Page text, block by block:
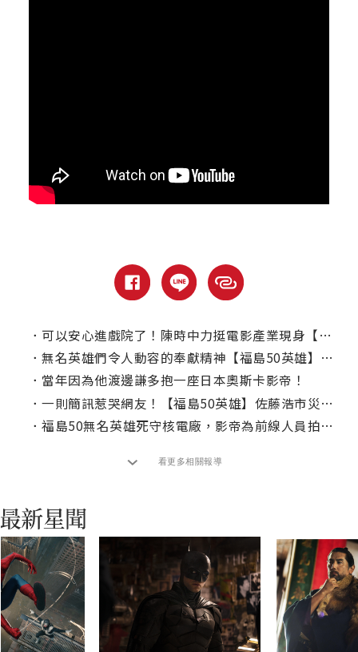
． 可以安心進戲院了！陳時中力挺電影產業現身【福島50英雄】首映
． 無名英雄們令人動容的奉獻精神【福島50英雄】向第一線人員致敬
． 當年因為他渡邊謙多抱一座日本奧斯卡影帝！
． 一則簡訊惹哭網友！【福島50英雄】佐藤浩市災難當前挺身衝第一
． 福島50無名英雄死守核電廠，影帝為前線人員拍桌怒嗆長官
看更多相關報導